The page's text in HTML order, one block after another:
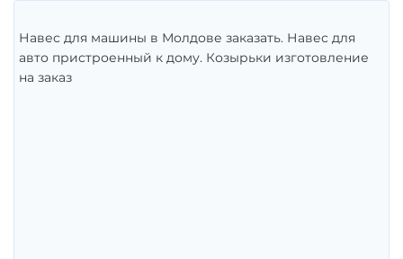
Навес для машины в Молдове заказать. Навес для
авто пристроенный к дому. Козырьки изготовление
на заказ